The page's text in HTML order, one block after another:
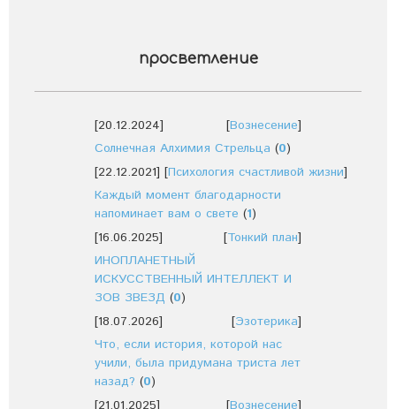
просветление
[20.12.2024] [Вознесение]
Солнечная Алхимия Стрельца (0)
[22.12.2021] [Психология счастливой жизни]
Каждый момент благодарности
напоминает вам о свете (1)
[16.06.2025]
[Тонкий план]
ИНОПЛАНЕТНЫЙ
ИСКУССТВЕННЫЙ ИНТЕЛЛЕКТ И
ЗОВ ЗВЕЗД (0)
[18.07.2026]
[Эзотерика]
Что, если история, которой нас
учили, была придумана триста лет
назад? (0)
[21.01.2025]
[Вознесение]